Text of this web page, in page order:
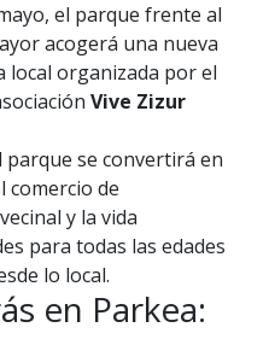
el parque frente al
acogerá una nueva
local organizada por el
Vive Zizur
parque se convertirá en
comercio de
y la vida
para todas las edades
lo local.
en Parkea: